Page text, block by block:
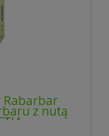
Rabarbar
z nutą